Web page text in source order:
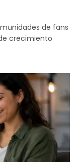
de fans
crecimiento